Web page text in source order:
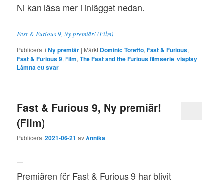
Ni kan läsa mer i inlägget nedan.
Fast & Furious 9, Ny premiär! (Film)
Publicerat i Ny premiär | Märkt Dominic Toretto,Fast & Furious,
Fast & Furious 9,Film,The Fast and the Furious filmserie,viaplay |
Lämna ett svar
Fast & Furious 9, Ny premiär!
(Film)
Publicerat2021-06-21 avAnnika
Premiären för Fast & Furious 9 har blivit